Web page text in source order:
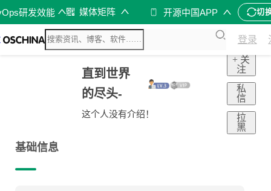
研发效能 媒体矩阵 开源中国APP 切
登录
直到世界
的尽头-
这个人没有介绍！
+ 关
注
私
信
拉
黑
基础信息